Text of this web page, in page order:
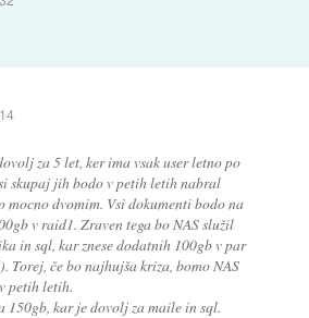
za 5 let, ker ima vsak user letno po
skupaj jih bodo v petih letih nabral
mocno dvomim. Vsi dokumenti bodo na
v raid1. Zraven tega bo NAS služil
in sql, kar znese dodatnih 100gb v par
Torej, če bo najhujša kriza, bomo NAS
petih letih.
150gb, kar je dovolj za maile in sql.